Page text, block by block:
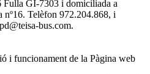
GI-7303 i domiciliada a
Telèfon 972.204.868, i
bus.com.
i funcionament de la Pàgina web